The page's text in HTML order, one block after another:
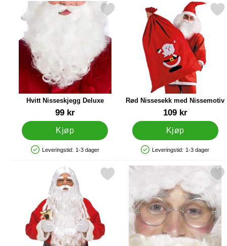
Hvitt Nisseskjegg Deluxe
Varenummer 89526
99 kr
Kjøp
Produkttilgjengelighet: På lager
Leveringstid: 1-3 dager
Merk hvitt Nisseskjegg Deluxe som favoritt
Rød Nissesekk med Nissemotiv
Varenummer 9747
109 kr
Kjøp
Produkttilgjengelighet: På lager
Leveringstid: 1-3 dager
Merk rød Nissesekk med
Merk langt Nisseskjegg med Parykk og Øyenbryn som favoritt
Merk nissebriller